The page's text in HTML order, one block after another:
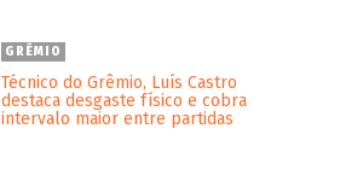
GRÊMIO
Técnico do Grêmio, Luís Castro
destaca desgaste físico e cobra
intervalo maior entre partidas